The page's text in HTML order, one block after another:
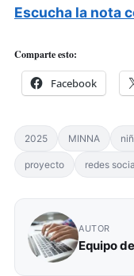
Escucha la nota
Comparte esto:
Facebook
2025 MINNA
proyecto redes
AUTOR
Equipo